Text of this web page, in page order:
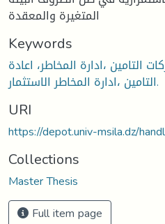
المتغيرة والمعقدة
Keywords
التامين ،ادارة المخاطر، اعادة
التامين ،ادارة المخاطر الاستثمار.
URI
https://depot.univ-msila.dz/
Collections
Master Thesis
Full item page